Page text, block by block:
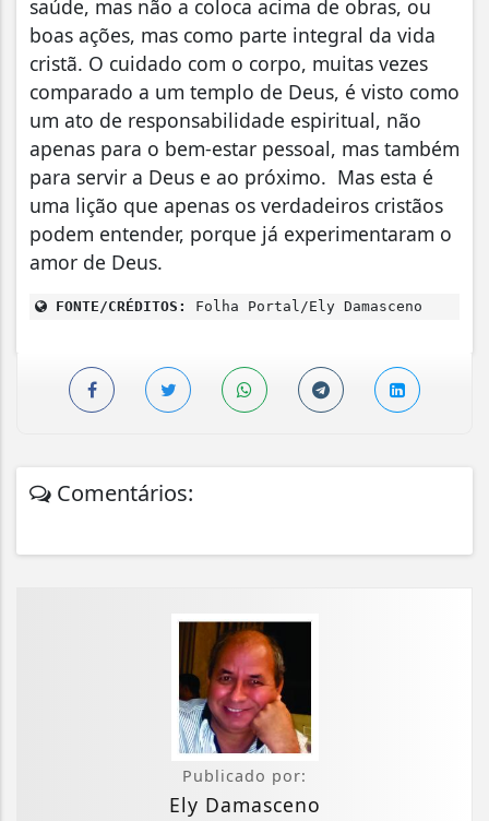
saúde, mas não a coloca acima de obras, ou
boas ações, mas como parte integral da vida
cristã. O cuidado com o corpo, muitas vezes
comparado a um templo de Deus, é visto como
um ato de responsabilidade espiritual, não
apenas para o bem-estar pessoal, mas também
para servir a Deus e ao próximo. Mas esta é
uma lição que apenas os verdadeiros cristãos
podem entender, porque já experimentaram o
amor de Deus.
FONTE/CRÉDITOS: Folha Portal/Ely Damasceno
Comentários:
Publicado por:
Ely Damasceno